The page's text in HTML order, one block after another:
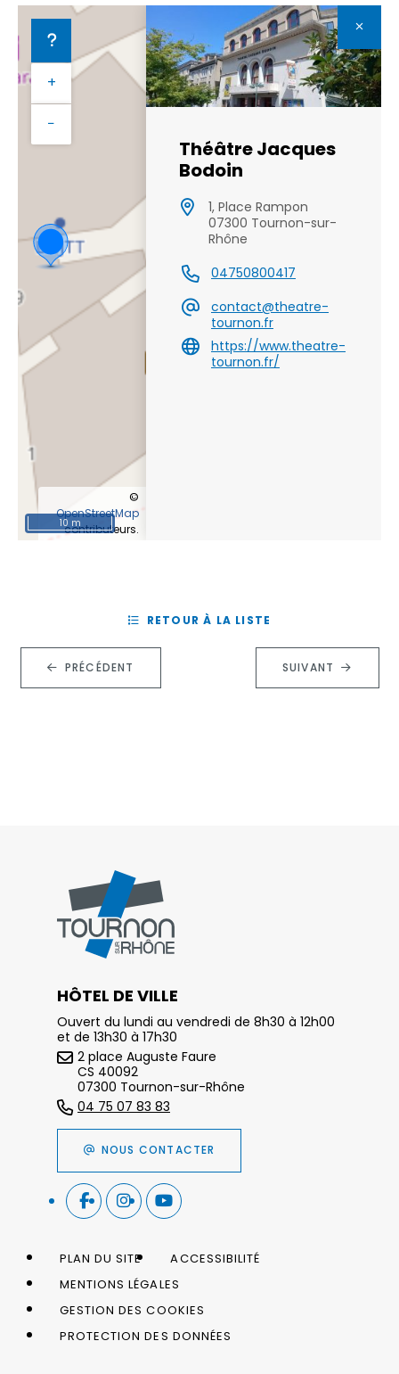
+
−
©
OpenStreetMap
contributeurs.
10 m
Théâtre Jacques
Bodoin
1, Place Rampon
07300 Tournon-sur-
Rhône
04750800417
contact@theatre-
tournon.fr
https://www.theatre-
tournon.fr/
PRÉCÉDENT
RETOUR À LA LISTE
SUIVANT
HÔTEL DE VILLE
Ouvert du lundi au vendredi de 8h30 à 12h00
et de 13h30 à 17h30
2 place Auguste Faure
CS 40092
07300 Tournon-sur-Rhône
04 75 07 83 83
NOUS CONTACTER
PLAN DU SITE
ACCESSIBILITÉ
MENTIONS LÉGALES
GESTION DES COOKIES
PROTECTION DES DONNÉES